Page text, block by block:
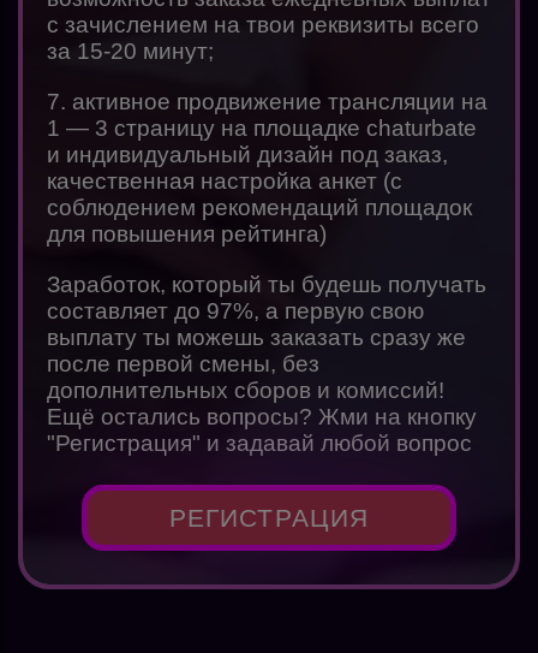
с зачислением на твои реквизиты всего
за 15-20 минут;
7. активное продвижение трансляции на
1 — 3 страницу на площадке chaturbate
и индивидуальный дизайн под заказ,
качественная настройка анкет (с
соблюдением рекомендаций площадок
для повышения рейтинга)
Заработок, который ты будешь получать
составляет до 97%, а первую свою
выплату ты можешь заказать сразу же
после первой смены, без
дополнительных сборов и комиссий!
Ещё остались вопросы? Жми на кнопку
"Регистрация" и задавай любой вопрос
РЕГИСТРАЦИЯ